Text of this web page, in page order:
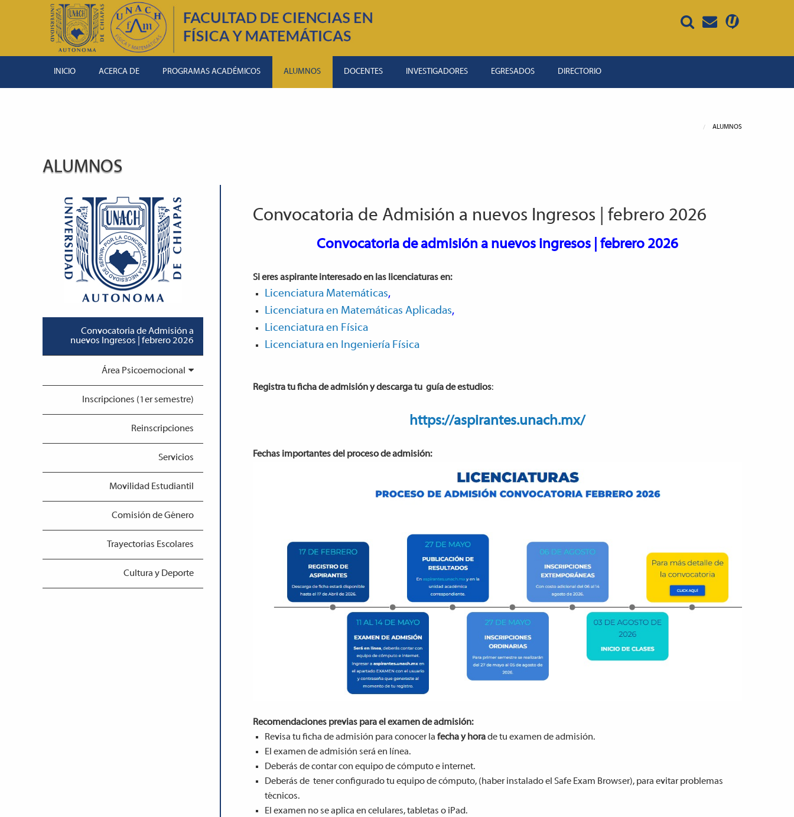
INICIO ACERCA DE PROGRAMAS ACADÉMICOS ALUMNOS DOCENTES INVESTIGADORES EGRESADOS DIRECTORIO
ALUMNOS
ALUMNOS
Convocatoria de Admisión a
nuevos Ingresos | febrero 2026
Área Psicoemocional
Inscripciones (1er semestre)
Reinscripciones
Servicios
Movilidad Estudiantil
Comisión de Género
Trayectorias Escolares
Cultura y Deporte
Convocatoria de Admisión a nuevos Ingresos | febrero 2026
Convocatoria de admisión a nuevos ingresos | febrero 2026
Si eres aspirante interesado en las licenciaturas en:
Licenciatura Matemáticas,
Licenciatura en Matemáticas Aplicadas,
Licenciatura en Física
Licenciatura en Ingeniería Física
Registra tu ficha de admisión y descarga tu guía de estudios:
https://aspirantes.unach.mx/
Fechas importantes del proceso de admisión:
Recomendaciones previas para el examen de admisión:
Revisa tu ficha de admisión para conocer la fecha y horade tu examen de admisión.
El examen de admisión será en línea.
Deberás de contar con equipo de cómputo e internet.
Deberás de tener configurado tu equipo de cómputo, (haber instalado el Safe Exam Browser), para evitar problemas
técnicos.
El examen no se aplica en celulares, tabletas o iPad.